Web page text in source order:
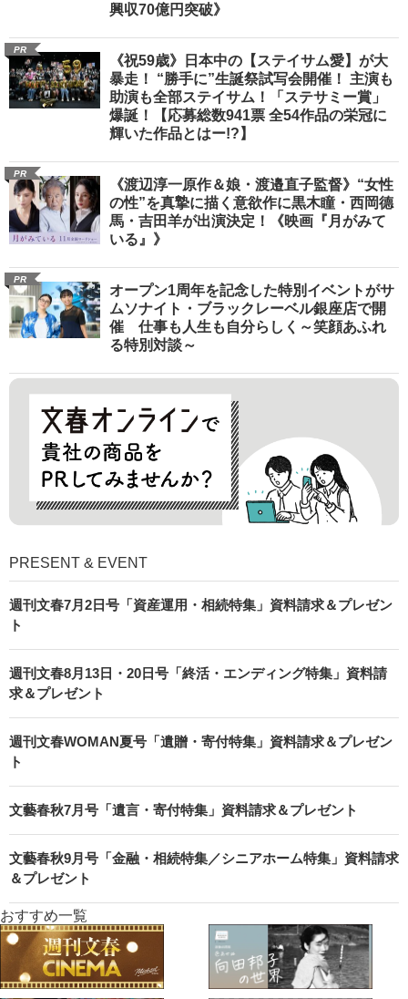
興収70億円突破》
PR
《祝59歳》日本中の【ステイサム愛】が大
暴走！ “勝手に”生誕祭試写会開催！ 主演も
助演も全部ステイサム！「ステサミー賞」
爆誕！【応募総数941票 全54作品の栄冠に
輝いた作品とはー!?】
PR
《渡辺淳一原作＆娘・渡邉直子監督》“女性
の性”を真摯に描く意欲作に黒木瞳・西岡德
馬・吉田羊が出演決定！《映画『月がみて
いる』》
PR
オープン1周年を記念した特別イベントがサ
ムソナイト・ブラックレーベル銀座店で開
催 仕事も人生も自分らしく～笑顔あふれ
る特別対談～
PRESENT & EVENT
週刊文春7月2日号「資産運用・相続特集」資料請求＆プレゼン
ト
週刊文春8月13日・20日号「終活・エンディング特集」資料請
求＆プレゼント
週刊文春WOMAN夏号「遺贈・寄付特集」資料請求＆プレゼン
ト
文藝春秋7月号「遺言・寄付特集」資料請求＆プレゼント
文藝春秋9月号「金融・相続特集／シニアホーム特集」資料請求
＆プレゼント
おすすめ一覧